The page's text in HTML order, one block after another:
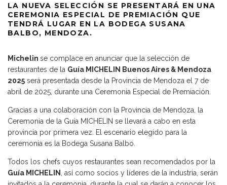
LA NUEVA SELECCIÓN SE PRESENTARÁ EN UNA
CEREMONIA ESPECIAL DE PREMIACIÓN QUE
TENDRÁ LUGAR EN LA BODEGA SUSANA
BALBO, MENDOZA.
Michelin se complace en anunciar que la selección de
restaurantes de la Guía MICHELIN Buenos Aires & Mendoza
2025 será presentada desde la Provincia de Mendoza el 7 de
abril de 2025, durante una Ceremonia Especial de Premiación.
Gracias a una colaboración con la Provincia de Mendoza, la
Ceremonia de la Guía MICHELIN se llevará a cabo en esta
provincia por primera vez. El escenario elegido para la
ceremonia es la Bodega Susana Balbo.
Todos los chefs cuyos restaurantes sean recomendados por la
Guía MICHELIN
, así como socios y líderes de la industria, serán